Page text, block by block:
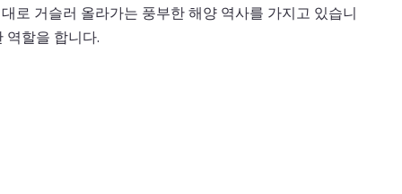
로 거슬러 올라가는 풍부한 해양 역사를 가지고 있습니
역할을 합니다.